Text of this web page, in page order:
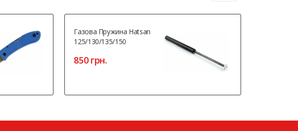
Газова Пружина Hatsan
125/130/135/150
850 грн.